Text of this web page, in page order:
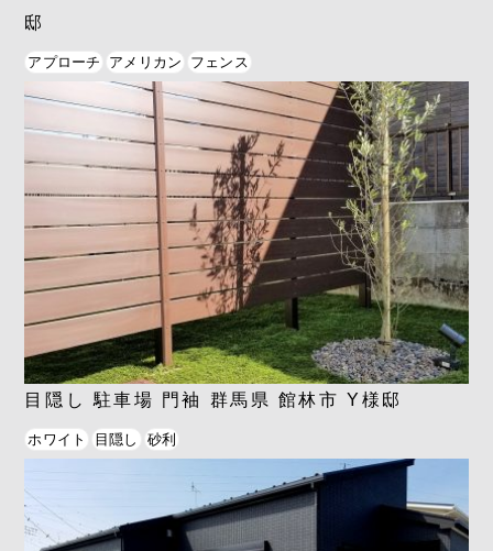
邸
アプローチ アメリカン フェンス
目隠し 駐車場 門袖 群馬県 館林市 Y様邸
ホワイト 目隠し 砂利